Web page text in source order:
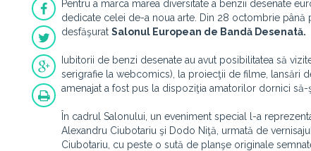
Pentru a marca marea diversitate a benzii desenate
dedicate celei de-a noua arte. Din 28 octombrie până
desfăşurat Salonul European de Bandă Desenată.
Iubitorii de benzi desenate au avut posibilitatea să
serigrafie la webcomics), la proiecţii de filme, lansări
amenajat a fost pus la dispoziţia amatorilor dornici
În cadrul Salonului, un eveniment special l-a
Alexandru Ciubotariu şi Dodo Niţă, urmată de
Ciubotariu, cu peste o sută de planşe originale